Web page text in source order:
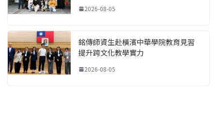
2026-08-05
銘傳師資生赴橫濱中華學院教育見習
提升跨文化教學實力
2026-08-05